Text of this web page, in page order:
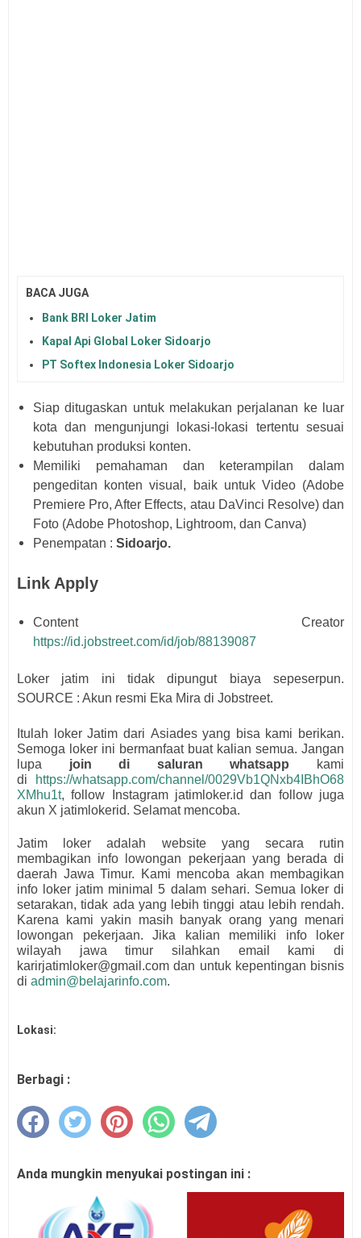
BACA JUGA
Bank BRI Loker Jatim
Kapal Api Global Loker Sidoarjo
PT Softex Indonesia Loker Sidoarjo
Siap ditugaskan untuk melakukan perjalanan ke luar
kota dan mengunjungi lokasi-lokasi tertentu sesuai
kebutuhan produksi konten.
Memiliki pemahaman dan keterampilan dalam
pengeditan konten visual, baik untuk Video (Adobe
Premiere Pro, After Effects, atau DaVinci Resolve) dan
Foto (Adobe Photoshop, Lightroom, dan Canva)
Penempatan : Sidoarjo.
Link Apply
Content Creator
https://id.jobstreet.com/id/job/88139087
Loker jatim ini tidak dipungut biaya sepeserpun.
SOURCE : Akun resmi Eka Mira di Jobstreet.
Itulah loker Jatim dari Asiadesyang bisa kami berikan.
Semoga loker ini bermanfaat buat kalian semua. Jangan
lupa join di saluran whatsapp kami
di
https://whatsapp.com/channel/0029Vb1QNxb4IBhO68
XMhu1t, follow Instagram jatimloker.id dan follow juga
akun X jatimlokerid. Selamat mencoba.
Jatim loker adalah website yang secara rutin
membagikan info lowongan pekerjaan yang berada di
daerah Jawa Timur. Kami mencoba akan membagikan
info loker jatim minimal 5 dalam sehari. Semua loker di
setarakan, tidak ada yang lebih tinggi atau lebih rendah.
Karena kami yakin masih banyak orang yang menari
lowongan pekerjaan. Jika kalian memiliki info loker
wilayah jawa timur silahkan email kami di
karirjatimloker@gmail.com dan untuk kepentingan bisnis
di admin@belajarinfo.com.
Lokasi:
Berbagi :
Anda mungkin menyukai postingan ini :